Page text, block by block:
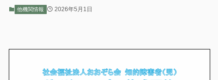
他機関情報 2026年5月1日